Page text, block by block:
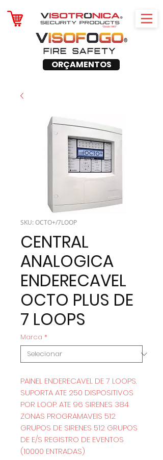
ORÇAMENTOS
SKU: OCTO+/7LOOP
CENTRAL
ANALOGICA
ENDERECAVEL
OCTO PLUS DE
7 LOOPS
Marca *
PAINEL ENDERECAVEL DE 7 LOOPS.
SUPORTA ATE 250 DISPOSITIVOS
POR LOOP. ATE 96 SIRENES 384
ZONAS PROGRAMAVEIS 512
GRUPOS DE SIRENES 512 GRUPOS
DE E/S REGISTRO DE EVENTOS
(10000 ENTRADAS)